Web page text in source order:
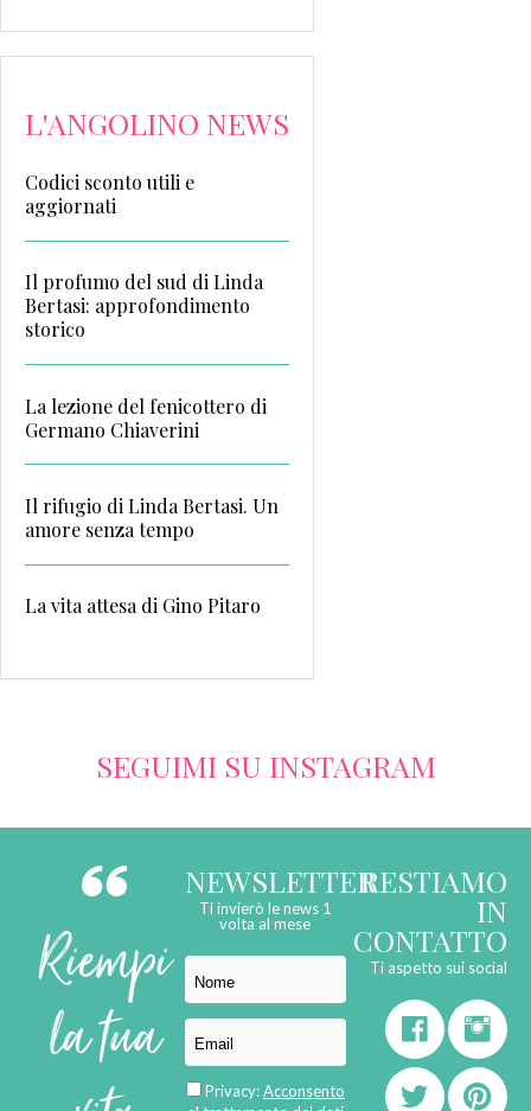
L'ANGOLINO NEWS
Codici sconto utili e
aggiornati
Il profumo del sud di Linda
Bertasi: approfondimento
storico
La lezione del fenicottero di
Germano Chiaverini
Il rifugio di Linda Bertasi. Un
amore senza tempo
La vita attesa di Gino Pitaro
SEGUIMI SU INSTAGRAM
Riempi
la tua
NEWSLETTER
Ti invierò le news 1
volta al mese
Privacy:Acconsento
RESTIAMO
IN
CONTATTO
Ti aspetto sui social